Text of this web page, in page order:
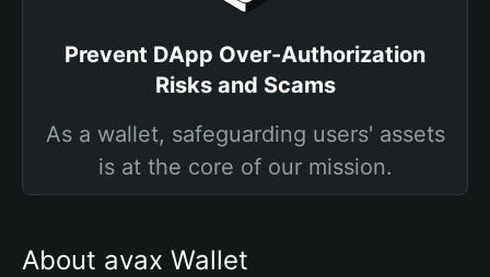
Prevent DApp Over-Authorization
Risks and Scams
As a wallet, safeguarding users' assets
is at the core of our mission.
About avax Wallet